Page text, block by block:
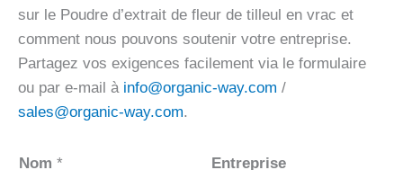
sur le Poudre d’extrait de fleur de tilleul en vrac et
comment nous pouvons soutenir votre entreprise.
Partagez vos exigences facilement via le formulaire
ou par e-mail à info@organic-way.com /
sales@organic-way.com.
Nom * Entreprise